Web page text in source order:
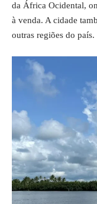
da África Ocidental,
à venda. A cidade
outras regiões do país.